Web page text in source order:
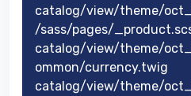
catalog/view/theme/
/sass/pages/
catalog/view/theme/
ommon/currency.twig
catalog/view/theme/